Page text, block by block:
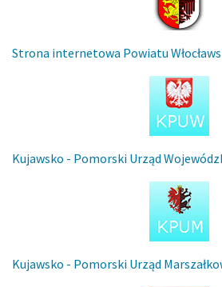
Strona internetowa Powiatu
Kujawsko - Pomorski Urząd
Kujawsko - Pomorski Urząd